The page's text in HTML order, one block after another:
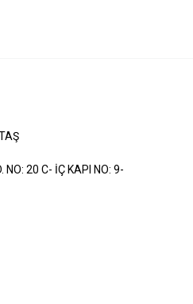
20 C- İÇ KAPI NO: 9-